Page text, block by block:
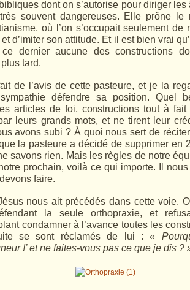
dont on s’autorise pour diriger
souvent dangereuses. Elle prône le
où l’on s’occupait seulement de
d’imiter son attitude. Et il est bien vrai
dernier aucune des constructions
tard.
de l’avis de cette pasteure, et je la
défendre sa position. Quel
articles de foi, constructions tout à fait
leurs grands mots, et ne tirent leur
avons subi ? À quoi nous sert de
la pasteure a décidé de supprimer en
savons rien. Mais les règles de notre
prochain, voilà ce qui importe. Il
faire.
nous ait précédés dans cette voie.
la seule orthopraxie, et
condamner à l’avance toutes les
se sont réclamés de lui :«
!’ et ne faites-vous pas ce que je dis ?